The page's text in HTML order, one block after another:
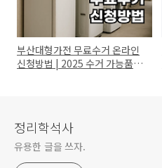
부산대형가전 무료수거 온라인
신청방법 | 2025 수거 가능품목
정리학석사
유용한 글을 쓰자.